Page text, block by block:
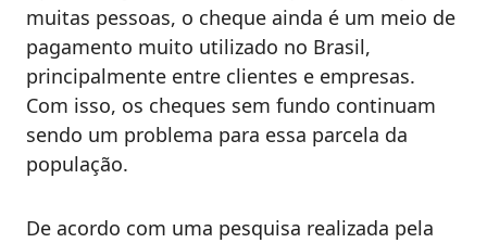
muitas pessoas, o cheque ainda é um meio de
pagamento muito utilizado no Brasil,
principalmente entre clientes e empresas.
Com isso, os cheques sem fundo continuam
sendo um problema para essa parcela da
população.
De acordo com uma pesquisa realizada pela